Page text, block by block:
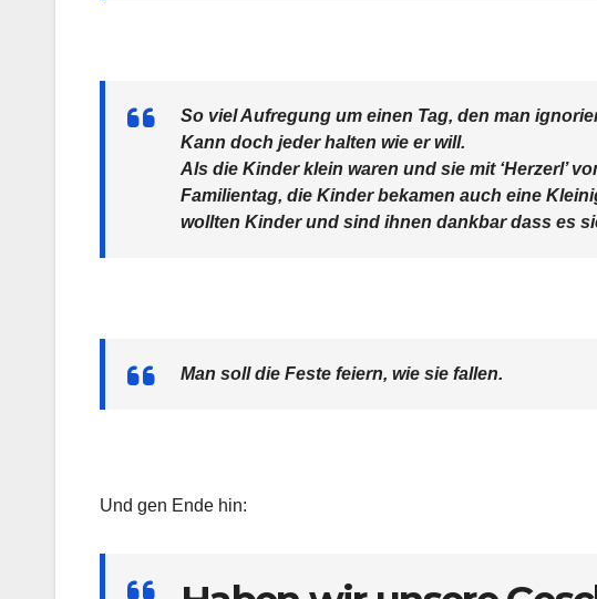
So viel Aufregung um einen Tag, den man
Kann doch jeder halten wie er will.
Als die Kinder klein waren und sie mit ‘Herzerl’
Familientag, die Kinder bekamen auch eine
wollten Kinder und sind ihnen dankbar dass es
Man soll die Feste feiern, wie sie fallen.
Und gen Ende hin: